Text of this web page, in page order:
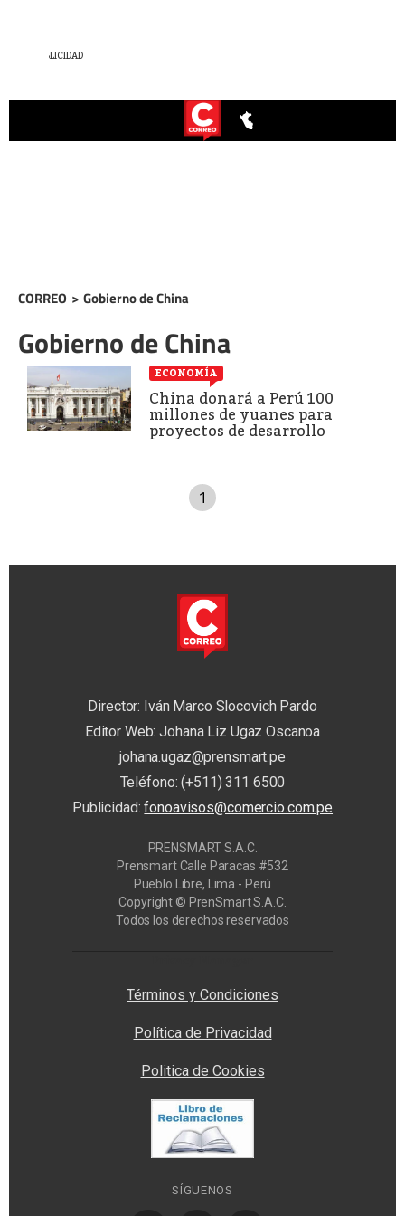
CORREO > Gobierno de China
Gobierno de China
ECONOMÍA
China donará a Perú 100
millones de yuanes para
proyectos de desarrollo
1
Director: Iván Marco Slocovich Pardo
Editor Web: Johana Liz Ugaz Oscanoa
johana.ugaz@prensmart.pe
Teléfono: (+511) 311 6500
Publicidad:fonoavisos@comercio.com.pe
PRENSMART S.A.C.
Prensmart Calle Paracas #532
Pueblo Libre, Lima - Perú
Copyright © PrenSmart S.A.C.
Todos los derechos reservados
Términos y Condiciones
Política de Privacidad
Politica de Cookies
SÍGUENOS